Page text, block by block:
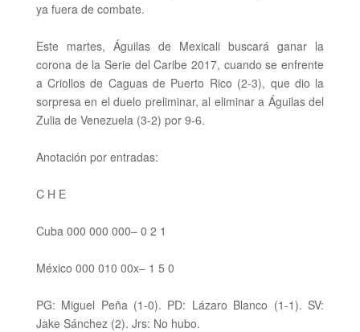
ya fuera de combate.
Este martes, Águilas de Mexicali buscará ganar la
corona de la Serie del Caribe 2017, cuando se enfrente
a Criollos de Caguas de Puerto Rico (2-3), que dio la
sorpresa en el duelo preliminar, al eliminar a Águilas del
Zulia de Venezuela (3-2) por 9-6.
Anotación por entradas:
C H E
Cuba 000 000 000– 0 2 1
México 000 010 00x– 1 5 0
PG: Miguel Peña (1-0). PD: Lázaro Blanco (1-1). SV:
Jake Sánchez (2). Jrs: No hubo.